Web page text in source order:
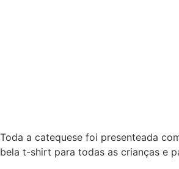
Toda a catequese foi presenteada
bela t-shirt para todas as crianças e